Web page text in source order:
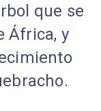
que se
África, y